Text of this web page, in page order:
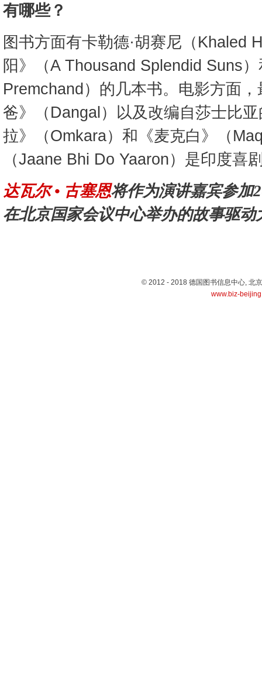
有哪些？
图书方面有卡勒德·胡赛尼（Khaled
阳》（A Thousand Splendid Suns
Premchand）的几本书。电影方面
爸》（Dangal）以及改编自莎士比
拉》（Omkara）和《麦克白》（
（Jaane Bhi Do Yaaron）是印度喜
达瓦尔 • 古塞恩将作为演讲嘉宾参加
在北京国家会议中心举办的故事驱动
© 2012 - 2018 德国图书信息中心, 北
www.biz-